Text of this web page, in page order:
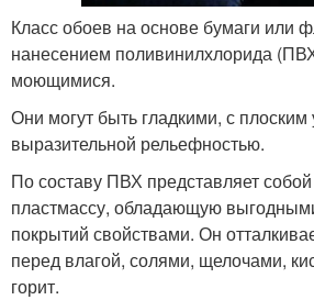
Класс обоев на основе бумаги или
нанесением поливинилхлорида
моющимися.
Они могут быть гладкими, с
выразительной рельефностью.
По составу ПВХ представляет
пластмассу, обладающую
покрытий свойствами. Он
перед влагой, солями, щелочами,
горит.